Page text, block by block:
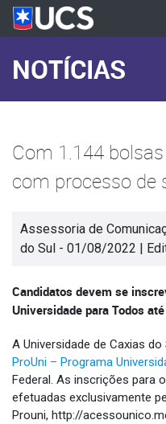
NOTÍCIAS
Com 1.144
com processo de
Assessoria de
do Sul - 01/08/2022 |
Candidatos devem se
Universidade para Todos
A Universidade de Caxias
ProUni – Programa
Federal. As inscrições para
efetuadas exclusivamente
Prouni, http://